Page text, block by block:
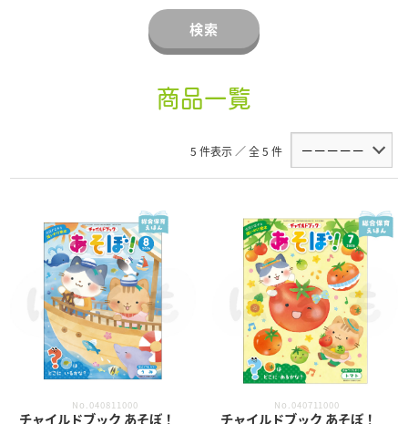
検索
商品一覧
5 件表示 ／ 全 5 件
No.040811000
チャイルドブック あそぼ！
No.040711000
チャイルドブック あそぼ！